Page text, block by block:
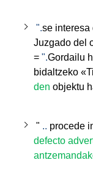
".se interesa
Juzgado del
= ".Gordailu
bidaltzeko
den objektu
" .. procede
defecto